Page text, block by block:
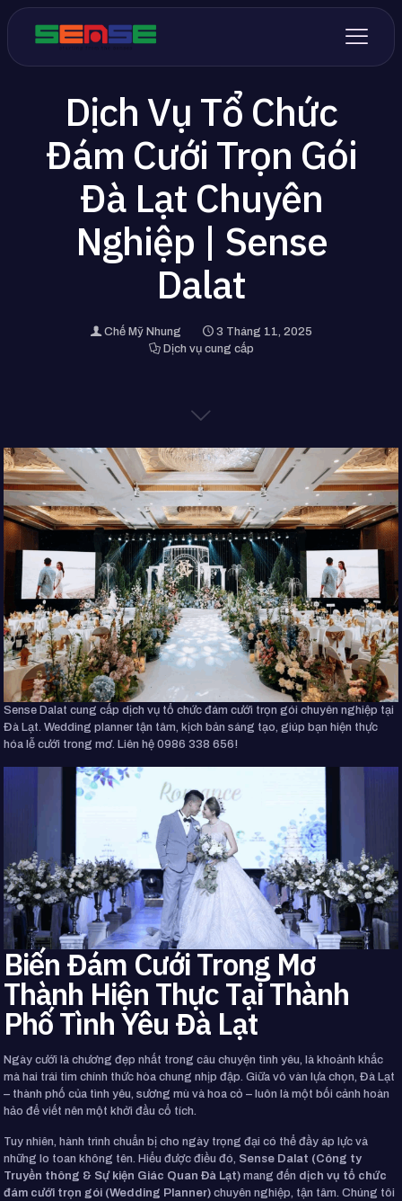
Dịch Vụ Tổ Chức
Đám Cưới Trọn Gói
Đà Lạt Chuyên
Nghiệp | Sense
Dalat
Chế Mỹ Nhung
3 Tháng 11, 2025
Dịch vụ cung cấp
Sense Dalat cung cấp dịch vụ tổ chức đám cưới trọn gói chuyên nghiệp tại
Đà Lạt. Wedding planner tận tâm, kịch bản sáng tạo, giúp bạn hiện thực
hóa lễ cưới trong mơ. Liên hệ 0986 338 656!
Biến Đám Cưới Trong Mơ
Thành Hiện Thực Tại Thành
Phố Tình Yêu Đà Lạt
Ngày cưới là chương đẹp nhất trong câu chuyện tình yêu, là khoảnh khắc
mà hai trái tim chính thức hòa chung nhịp đập. Giữa vô vàn lựa chọn, Đà Lạt
– thành phố của tình yêu, sương mù và hoa cỏ – luôn là một bối cảnh hoàn
hảo để viết nên một khởi đầu cổ tích.
Tuy nhiên, hành trình chuẩn bị cho ngày trọng đại có thể đầy áp lực và
những lo toan không tên. Hiểu được điều đó, Sense Dalat (Công ty
Truyền thông & Sự kiện Giác Quan Đà Lạt) mang đến dịch vụ tổ chức
đám cưới trọn gói (Wedding Planner) chuyên nghiệp, tận tâm. Chúng tôi